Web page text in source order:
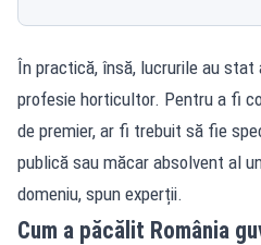
În practică, însă, lucrurile au
profesie horticultor. Pentru a fi
de premier, ar fi trebuit să fie
publică sau măcar absolvent al
domeniu, spun experții.
Cum a păcălit România